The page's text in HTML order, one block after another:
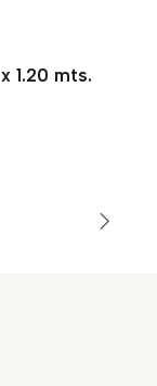
1.20 mts.